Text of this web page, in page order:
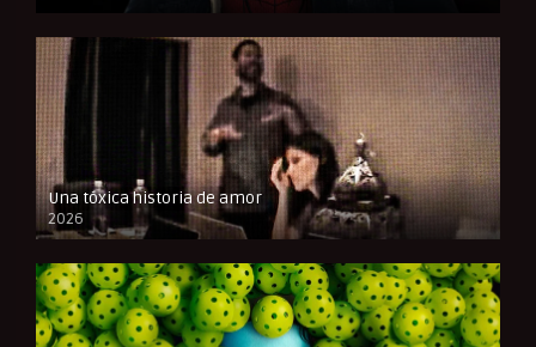
Una tóxica historia de amor
2026
FULL HD